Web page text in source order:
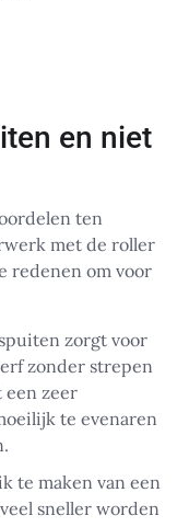
en niet
ten
met de roller
redenen om voor
zorgt voor
zonder strepen
een zeer
te evenaren
te maken van een
sneller worden